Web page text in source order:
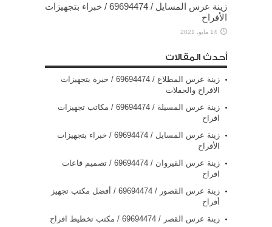
زينة عرس المسايل / 69694474 / خبراء بتجهيزات
الأفراح
14 مايو، 2021
أحدث المقالات
زينة عرس المطلاع / 69694474 / خبرة بتجهيزات
الافراح والحفلات
زينة عرس المسيلة / 69694474 / مكاتب تجهيزات
افراح
زينة عرس المسايل / 69694474 / خبراء بتجهيزات
الأفراح
زينة عرس القيروان / 69694474 / تصميم قاعات
افراح
زينة عرس القصور / 69694474 / أفضل مكتب تجهيز
أفراح
زينة عرس القصر / 69694474 / مكتب تخطيط افراح